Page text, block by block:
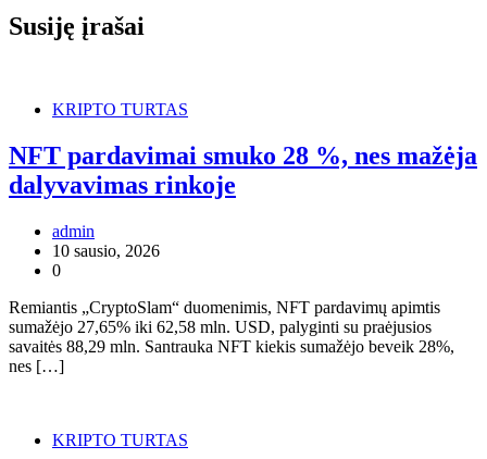
Susiję įrašai
KRIPTO TURTAS
NFT pardavimai smuko 28 %, nes mažėja
dalyvavimas rinkoje
admin
10 sausio, 2026
0
Remiantis „CryptoSlam“ duomenimis, NFT pardavimų apimtis
sumažėjo 27,65% iki 62,58 mln. USD, palyginti su praėjusios
savaitės 88,29 mln. Santrauka NFT kiekis sumažėjo beveik 28%,
nes […]
KRIPTO TURTAS